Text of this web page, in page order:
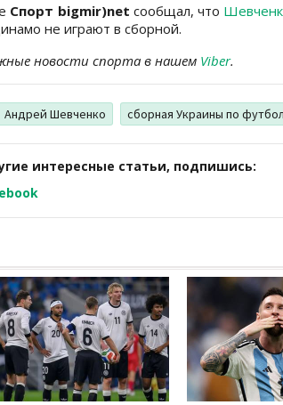
Спорт bigmir)net сообщал, что
не играют в сборной.
новости спорта в нашем Viber.
Андрей Шевченко сборная Украины по
интересные статьи, подпишись: